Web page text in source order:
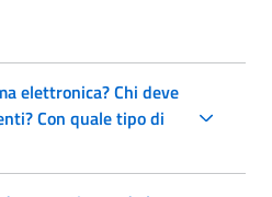
elettronica? Chi deve
Con quale tipo di